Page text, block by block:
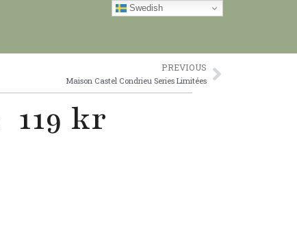
PREVIOUS
Maison Castel Condrieu Series LimitéesNext
119 kr
Swedish